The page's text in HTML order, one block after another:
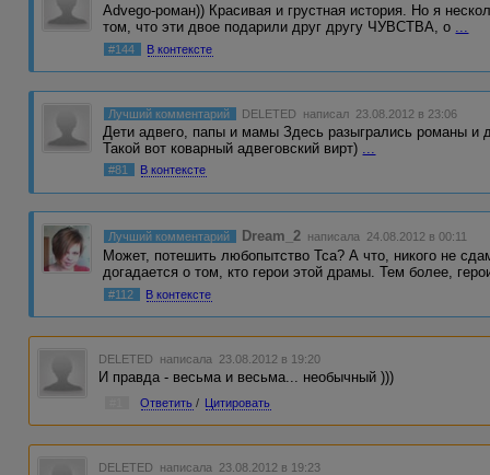
Advego-роман)) Красивая и грустная история. Но я
том, что эти двое подарили друг другу ЧУВСТВА, о ...
#144 В контексте
Лучший комментарий DELETED написал 23.08.2012 в 23:06
Дети адвего, папы и мамы Здесь разыгрались романы
Такой вот коварный адвеговский вирт)
#81 В контексте
Лучший комментарий Dream_2 написала 24.08.2012 в 00:11
Может, потешить любопытство Тса? А что, никого не
догадается о том, кто герои этой драмы. Тем более,
#112 В контексте
DELETED написала 23.08.2012 в 19:20
И правда - весьма и весьма... необычный )))
Ответить / Цитировать
DELETED написала 23.08.2012 в 19:23